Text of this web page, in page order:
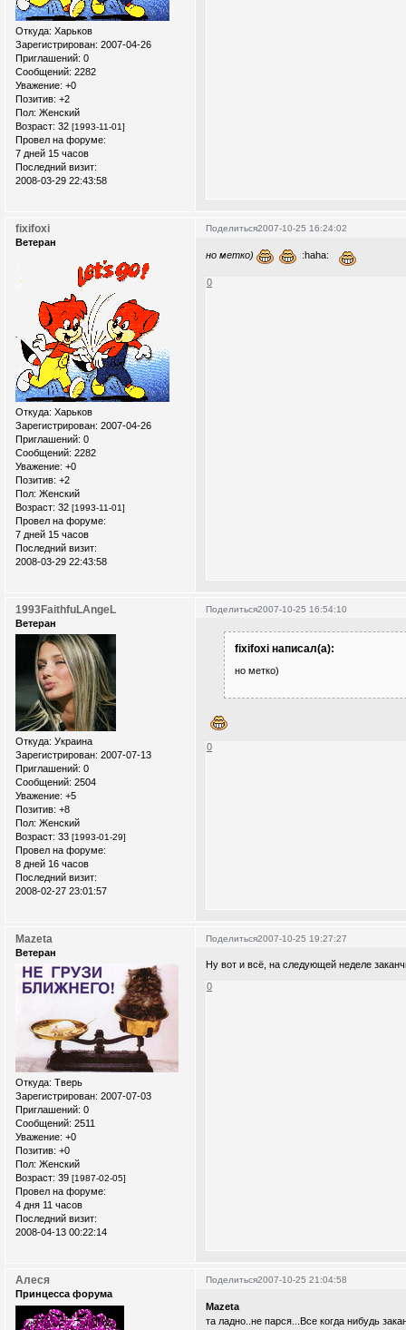
Откуда: Xарьков
Зарегистрирован: 2007-04-26
Приглашений: 0
Сообщений: 2282
Уважение: +0
Позитив: +2
Пол: Женский
Возраст: 32 [1993-11-01]
Провел на форуме:
7 дней 15 часов
Последний визит:
2008-03-29 22:43:58
Поделиться2007-10-25 16:24:02
fixifoxi
Ветеран
Откуда: Xарьков
Зарегистрирован: 2007-04-26
Приглашений: 0
Сообщений: 2282
Уважение: +0
Позитив: +2
Пол: Женский
Возраст: 32 [1993-11-01]
Провел на форуме:
7 дней 15 часов
Последний визит:
2008-03-29 22:43:58
но метко) :haha:
0
Поделиться2007-10-25 16:54:10
1993FaithfuLAngeL
Ветеран
Откуда: Украина
Зарегистрирован: 2007-07-13
Приглашений: 0
Сообщений: 2504
Уважение: +5
Позитив: +8
Пол: Женский
Возраст: 33 [1993-01-29]
Провел на форуме:
8 дней 16 часов
Последний визит:
2008-02-27 23:01:57
fixifoxi написал(а):
но метко)
0
Поделиться2007-10-25 19:27:27
Mazeta
Ветеран
Откуда: Тверь
Зарегистрирован: 2007-07-03
Приглашений: 0
Сообщений: 2511
Уважение: +0
Позитив: +0
Пол: Женский
Возраст: 39 [1987-02-05]
Провел на форуме:
4 дня 11 часов
Последний визит:
2008-04-13 00:22:14
Ну вот и всё, на следующей неделе
0
Поделиться2007-10-25 21:04:58
Алеся
Принцесса форума
Mazeta
та ладно..не парся...Все когда нибудь